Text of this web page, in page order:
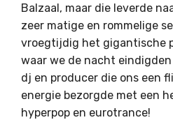
Balzaal, maar die leverde
zeer matige en rommelige
vroegtijdig het gigantische
waar we de nacht
dj en producer die ons een
energie bezorgde met een
hyperpop en eurotrance!